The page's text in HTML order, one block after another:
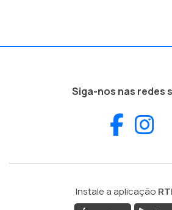
Siga-nos nas redes
Instale a aplicação